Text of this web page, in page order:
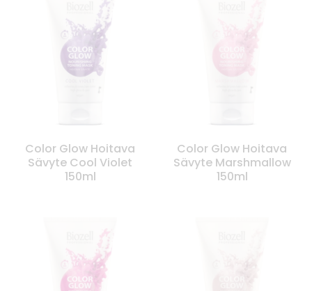
Color Glow Hoitava
Sävyte Cool Violet
150ml
Color Glow Hoitava
Sävyte Marshmallow
150ml